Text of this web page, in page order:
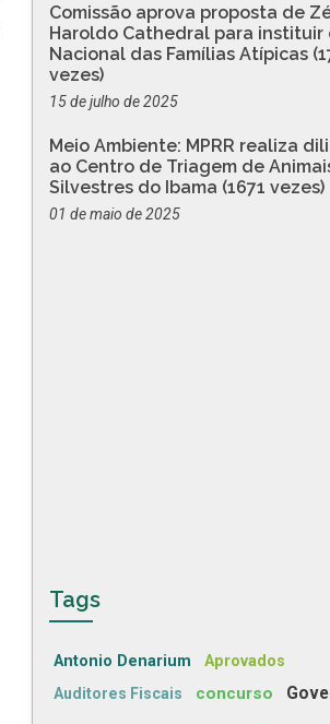
Comissão aprova proposta de
Haroldo Cathedral para instituir
Nacional das Famílias Atípicas
vezes)
15 de julho de 2025
Meio Ambiente: MPRR realiza
ao Centro de Triagem de
Silvestres do Ibama (1671 vezes)
01 de maio de 2025
Tags
Antonio Denarium Aprovados
Auditores Fiscais concurso